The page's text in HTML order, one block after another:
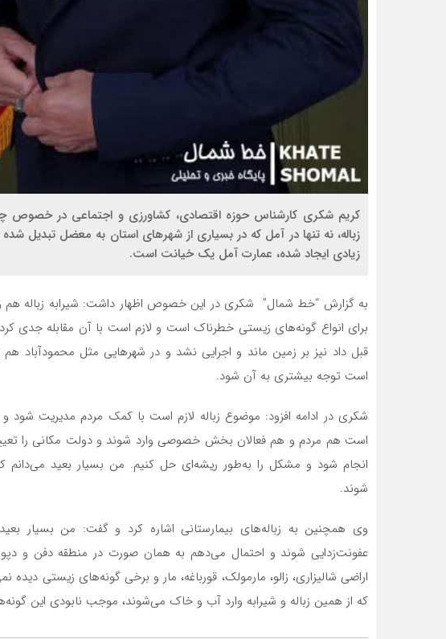
کریم شکری کارشناس حوزه اقتصادی، کشاورزی و اجتماعی در خصوص
زباله، نه تنها در آمل که در بسیاری از شهرهای استان به معضل
زیادی ایجاد شده، عمارت آمل یک خیانت است.
به گزارش “خط شمال” شکری در این خصوص اظهار داشت: شیرابه زباله
برای انواع گونه‌های زیستی خطرناک است و لازم است با آن مقابله جدی
قبل داد نیز بر زمین ماند و اجرایی نشد و در شهرهایی مثل محمودآباد
است توجه بیشتری به آن شود.
شکری در ادامه افزود: موضوع زباله لازم است با کمک مردم مدیریت شود
است هم مردم و هم فعالان بخش خصوصی وارد شوند و دولت مکانی را
انجام شود و مشکل را به‌طور ریشه‌ای حل کنیم. من بسیار بعید می‌دانم
شوند.
وی همچنین به زباله‌های بیمارستانی اشاره کرد و گفت: من بسیار
عفونت‌زدایی شوند و احتمال می‌دهم به همان صورت در منطقه دفن و دپو
اراضی شالیزاری، زالو، مارمولک، قورباغه، مار و برخی گونه‌های زیستی
که از همین زباله و شیرابه وارد آب و خاک می‌شوند، موجب نابودی این